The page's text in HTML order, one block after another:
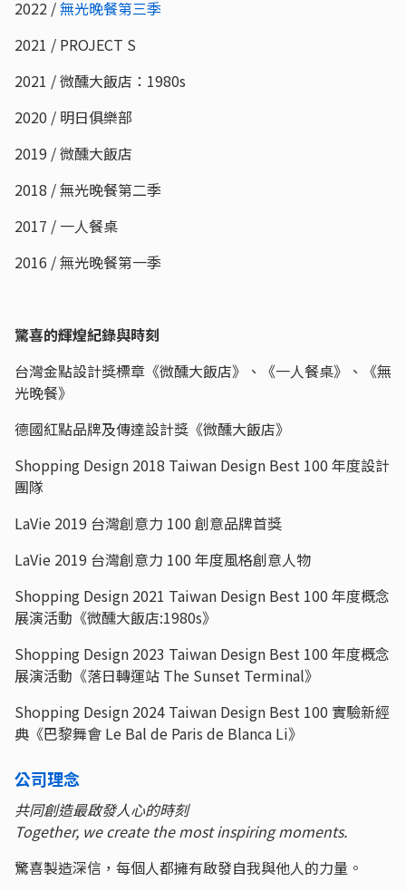
2022 /無光晚餐第三季
2021 / PROJECT S
2021 / 微醺大飯店：1980s
2020 / 明日俱樂部
2019 / 微醺大飯店
2018 / 無光晚餐第二季
2017 / 一人餐桌
2016 / 無光晚餐第一季
驚喜的輝煌紀錄與時刻
台灣金點設計獎標章《微醺大飯店》、《一人餐桌》、《無
光晚餐》
德國紅點品牌及傳達設計獎《微醺大飯店》
Shopping Design 2018 Taiwan Design Best 100 年度設計
團隊
LaVie 2019 台灣創意力 100 創意品牌首獎
LaVie 2019 台灣創意力 100 年度風格創意人物
Shopping Design 2021 Taiwan Design Best 100 年度概念
展演活動《微醺大飯店:1980s》
Shopping Design 2023 Taiwan Design Best 100 年度概念
展演活動《落日轉運站 The Sunset Terminal》
Shopping Design 2024 Taiwan Design Best 100 實驗新經
典《巴黎舞會 Le Bal de Paris de Blanca Li》
公司理念
共同創造最啟發人心的時刻
Together, we create the most inspiring moments.
驚喜製造深信，每個人都擁有啟發自我與他人的力量。